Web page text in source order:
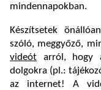
mindennapokban.
Készítsetek
szóló, meggyőző,
videót arról, hogy
dolgokra (pl.:
az internet! A